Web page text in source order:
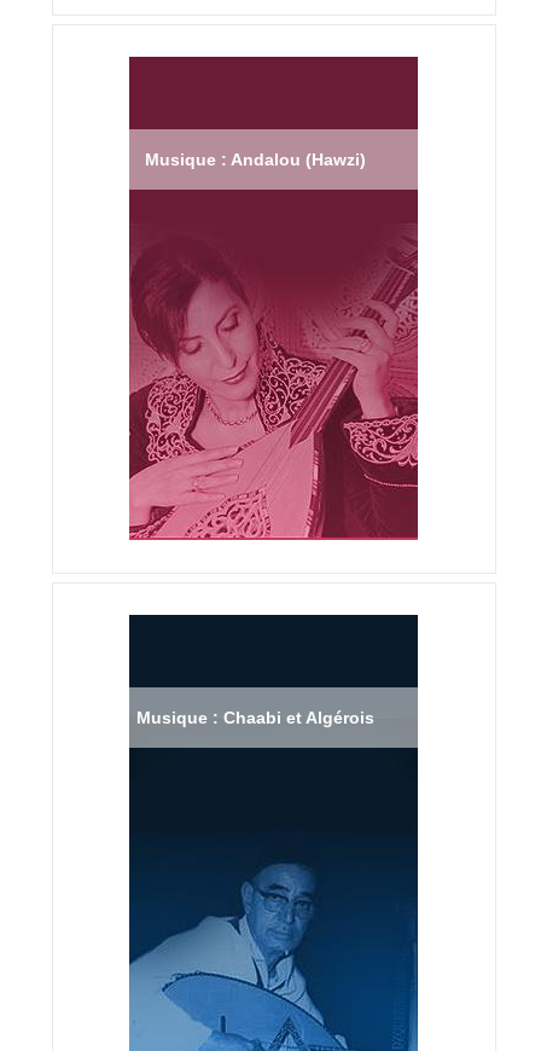
Musique : Andalou (Hawzi)
Musique : Chaabi et Algérois